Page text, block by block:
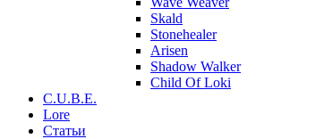
Skald
Stonehealer
Arisen
Shadow Walker
Child Of Loki
C.U.B.E.
Lore
Статьи